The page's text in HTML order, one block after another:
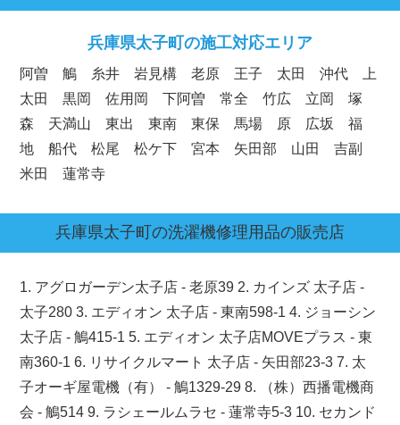
兵庫県太子町の施工対応エリア
阿曽 鵤 糸井 岩見構 老原 王子 太田 沖代 上
太田 黒岡 佐用岡 下阿曽 常全 竹広 立岡 塚
森 天満山 東出 東南 東保 馬場 原 広坂 福
地 船代 松尾 松ケ下 宮本 矢田部 山田 吉副
米田 蓮常寺
兵庫県太子町の洗濯機修理用品の販売店
1. アグロガーデン太子店 - 老原39 2. カインズ 太子店 -
太子280 3. エディオン 太子店 - 東南598-1 4. ジョーシン
太子店 - 鵤415-1 5. エディオン 太子店MOVEプラス - 東
南360-1 6. リサイクルマート 太子店 - 矢田部23-3 7. 太
子オーギ屋電機（有） - 鵤1329-29 8. （株）西播電機商
会 - 鵤514 9. ラシェールムラセ - 蓮常寺5-3 10. セカンド